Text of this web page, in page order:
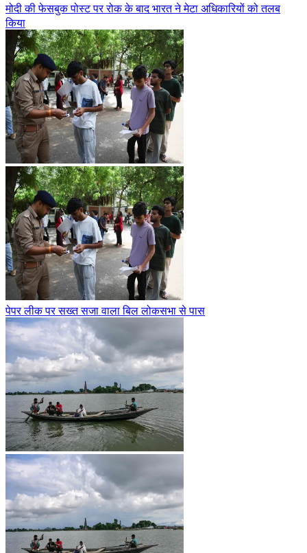
मोदी की फेसबुक पोस्ट पर रोक के बाद भारत ने मेटा अधिकारियों को तलब
किया
पेपर लीक पर सख्त सजा वाला बिल लोकसभा से पास